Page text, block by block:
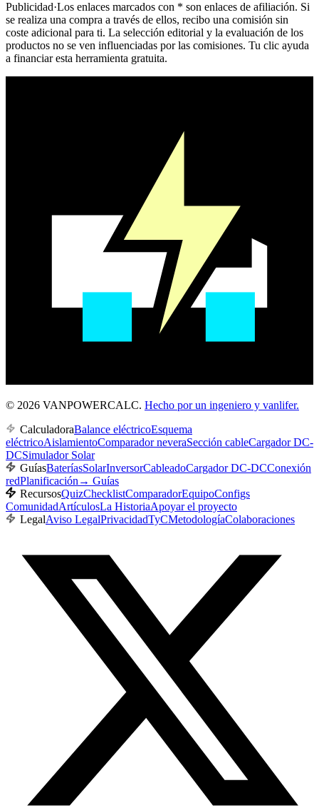
Publicidad·Los enlaces marcados con * son enlaces de afiliación. Si
se realiza una compra a través de ellos, recibo una comisión sin
coste adicional para ti. La selección editorial y la evaluación de los
productos no se ven influenciadas por las comisiones. Tu clic ayuda
a financiar esta herramienta gratuita.
© 2026 VANPOWERCALC. Hecho por un ingeniero y vanlifer.
CalculadoraBalance eléctricoEsquema
eléctricoAislamientoComparador neveraSección cableCargador DC-
DCSimulador Solar
GuíasBateríasSolarInversorCableadoCargador DC-DCConexión
redPlanificación → Guías
RecursosQuizChecklistComparadorEquipoConfigs
ComunidadArtículosLa HistoriaApoyar el proyecto
LegalAviso LegalPrivacidadTyCMetodologíaColaboraciones